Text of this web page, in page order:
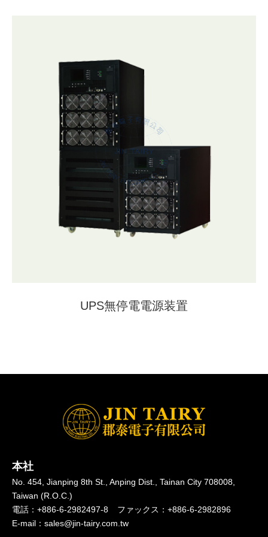
UPS無停電電源装置
本社
No. 454, Jianping 8th St., Anping Dist.,
Tainan City 708008,
Taiwan (R.O.C.)
電話： +886-6-2982497-8 ファックス： +886-6-2982896
E-mail： sales@jin-tairy.com.tw